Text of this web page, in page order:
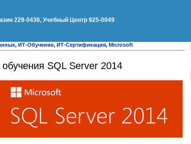
229-0436, Учебный Центр 925-0049
, ИТ-Обучение, ИТ-Сертификация, Microsoft
SQL Server 2014